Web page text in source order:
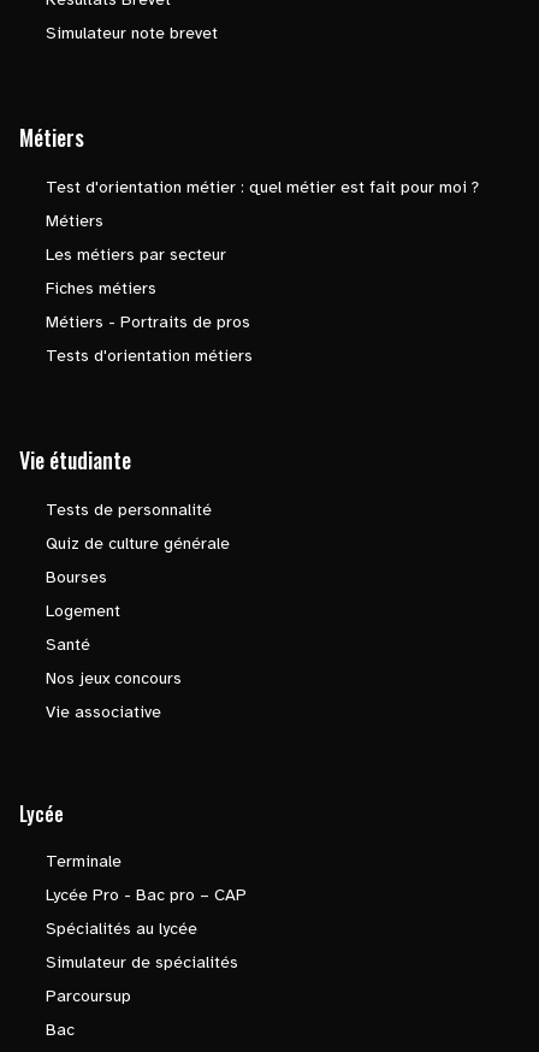
Simulateur note brevet
Métiers
Test d'orientation métier : quel métier est fait pour moi ?
Métiers
Les métiers par secteur
Fiches métiers
Métiers - Portraits de pros
Tests d'orientation métiers
Vie étudiante
Tests de personnalité
Quiz de culture générale
Bourses
Logement
Santé
Nos jeux concours
Vie associative
Lycée
Terminale
Lycée Pro - Bac pro – CAP
Spécialités au lycée
Simulateur de spécialités
Parcoursup
Bac